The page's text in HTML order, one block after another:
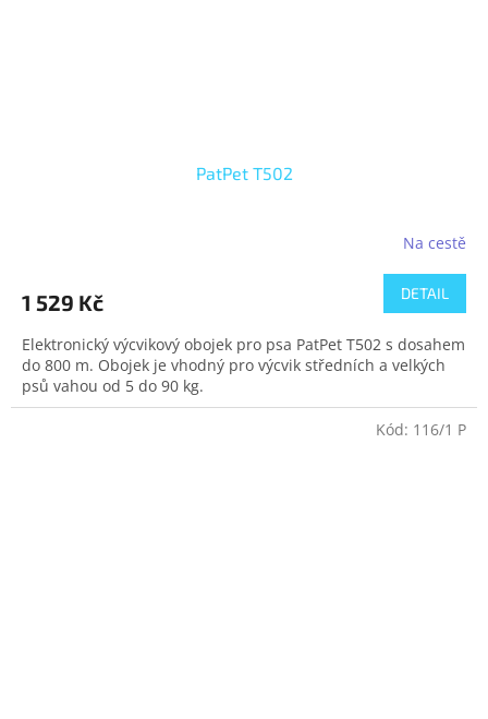
PatPet T502
Na cestě
1 529 Kč DETAIL
Elektronický výcvikový obojek pro psa PatPet T502 s dosahem
do 800 m. Obojek je vhodný pro výcvik středních a velkých
psů vahou od 5 do 90 kg.
Kód: 116/1 P